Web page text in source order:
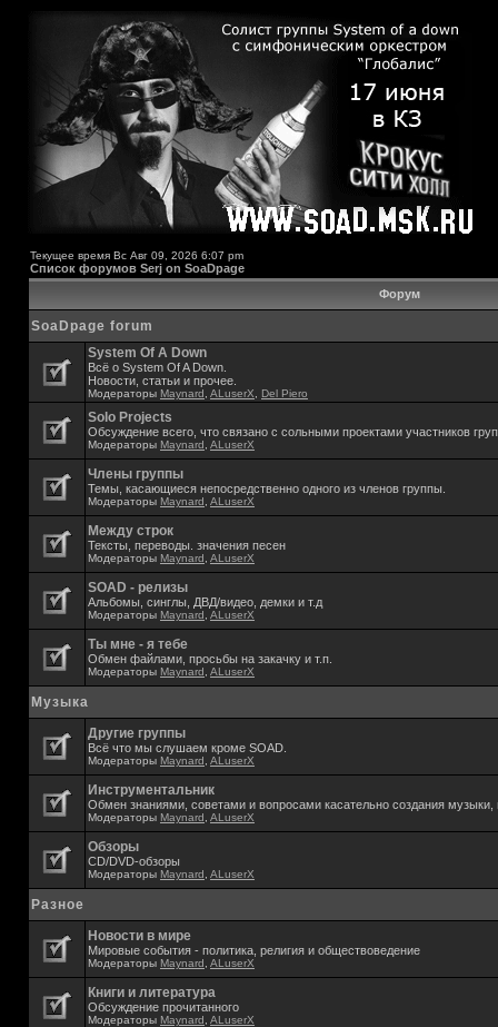
Текущее время Вс Авг 09, 2026 6:07 pm
Список форумов Serj on SoaDpage
Форум
SoaDpage forum
System Of A Down
Всё о System Of A Down.
Новости, статьи и прочее.
Модераторы Maynard ALuserX Del Piero
Solo Projects
Обсуждение всего, что связано с сольными проектами участников
Модераторы Maynard ALuserX
Члены группы
Темы, касающиеся непосредственно одного из членов группы.
Модераторы Maynard ALuserX
Между строк
Тексты, переводы. значения песен
Модераторы Maynard ALuserX
SOAD - релизы
Альбомы, синглы, ДВД/видео, демки и т.д
Модераторы Maynard ALuserX
Ты мне - я тебе
Обмен файлами, просьбы на закачку и т.п.
Модераторы Maynard ALuserX
Музыка
Другие группы
Всё что мы слушаем кроме SOAD.
Модераторы Maynard ALuserX
Инструментальник
Обмен знаниями, советами и вопросами касательно создания музыки,
Модераторы Maynard ALuserX
Обзоры
CD/DVD-обзоры
Модераторы Maynard ALuserX
Разное
Новости в мире
Мировые события - политика, религия и обществоведение
Модераторы Maynard ALuserX
Книги и литература
Обсуждение прочитанного
Модераторы Maynard ALuserX